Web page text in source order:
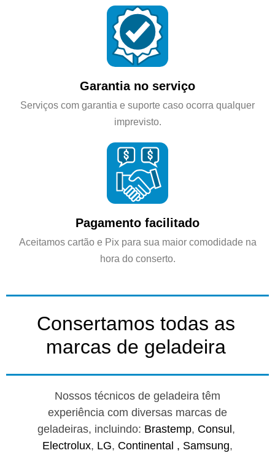
Garantia no serviço
Serviços com garantia e suporte caso ocorra qualquer
imprevisto.
Pagamento facilitado
Aceitamos cartão e Pix para sua maior comodidade na
hora do conserto.
Consertamos todas as
marcas de geladeira
Nossos técnicos de geladeira têm
experiência com diversas marcas de
geladeiras, incluindo: Brastemp, Consul ,
Electrolux, LG, Continental , Samsung,